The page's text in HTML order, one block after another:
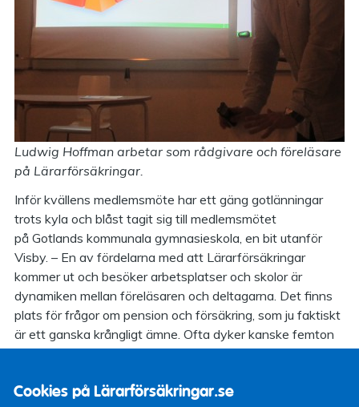
Cookies på Lärarförsäkringar.se
Ludwig Hoffman arbetar som rådgivare och föreläsare
på Lärarförsäkringar.
Inför kvällens medlemsmöte har ett gäng gotlänningar
trots kyla och blåst tagit sig till medlemsmötet
på Gotlands kommunala gymnasieskola, en bit utanför
Visby. – En av fördelarna med att Lärarförsäkringar
kommer ut och besöker arbetsplatser och skolor är
dynamiken mellan föreläsaren och deltagarna. Det finns
plats för frågor om pension och försäkring, som ju faktiskt
är ett ganska krångligt ämne. Ofta dyker kanske femton
till tjugo besökare upp en kväll, så jag har möjlighet att
något, säger Ludwig Hoffman.